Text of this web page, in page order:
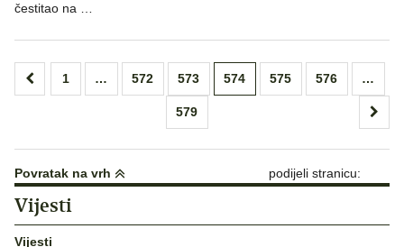
čestitao na …
Brojevi
1 … 572 573 574 575 576 …
579
Povratak na vrh podijeli stranicu:
Vijesti
Vijesti